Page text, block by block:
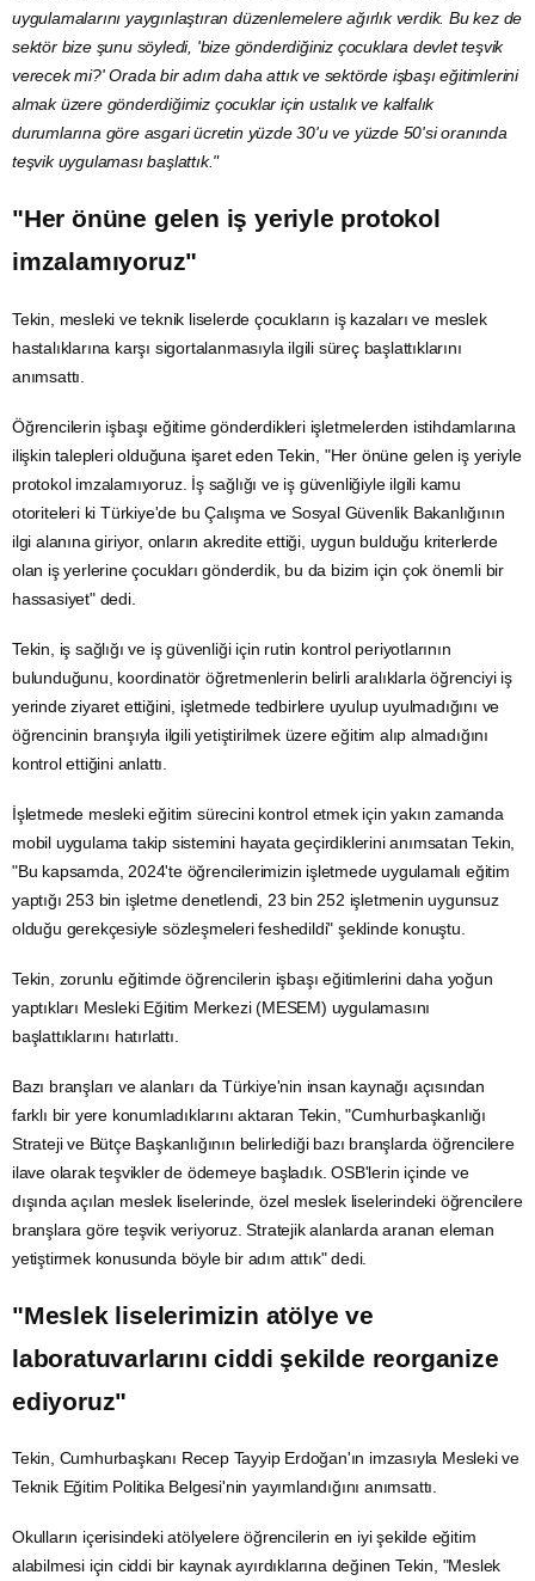
uygulamalarını yaygınlaştıran düzenlemelere ağırlık verdik. Bu kez de
sektör bize şunu söyledi, 'bize gönderdiğiniz çocuklara devletteşvik
verecek mi?' Orada bir adım daha attık ve sektörde işbaşı eğitimlerini
almak üzere gönderdiğimiz çocuklar için ustalık ve kalfalık
durumlarına göre asgari ücretin yüzde 30'u ve yüzde 50'si oranında
teşvik uygulaması başlattık."
"Her önüne gelen iş yeriyle protokol
imzalamıyoruz"
Tekin, mesleki ve teknik liselerde çocukların iş kazaları ve meslek
hastalıklarına karşı sigortalanmasıyla ilgili süreç başlattıklarını
anımsattı.
Öğrencilerin işbaşı eğitime gönderdikleri işletmelerden istihdamlarına
ilişkin talepleri olduğuna işaret eden Tekin, "Her önüne gelen iş yeriyle
protokol imzalamıyoruz. İş sağlığı ve iş güvenliğiyle ilgili kamu
otoriteleri ki Türkiye'de bu Çalışma ve Sosyal Güvenlik Bakanlığının
ilgi alanına giriyor, onların akredite ettiği, uygun bulduğu kriterlerde
olan iş yerlerine çocukları gönderdik, bu da bizim için çok önemli bir
hassasiyet" dedi.
Tekin, iş sağlığı ve iş güvenliği için rutin kontrol periyotlarının
bulunduğunu, koordinatör öğretmenlerin belirli aralıklarla öğrenciyi iş
yerinde ziyaret ettiğini, işletmede tedbirlere uyulup uyulmadığını ve
öğrencinin branşıyla ilgili yetiştirilmek üzere eğitim alıp almadığını
kontrol ettiğini anlattı.
İşletmede mesleki eğitim sürecini kontrol etmek için yakın zamanda
mobil uygulama takip sistemini hayata geçirdiklerini anımsatan Tekin,
"Bu kapsamda, 2024'te öğrencilerimizin işletmede uygulamalı eğitim
yaptığı 253 bin işletme denetlendi, 23 bin 252 işletmenin uygunsuz
olduğu gerekçesiyle sözleşmeleri feshedildi" şeklinde konuştu.
Tekin, zorunlu eğitimde öğrencilerin işbaşı eğitimlerini daha yoğun
yaptıkları Mesleki Eğitim Merkezi (MESEM) uygulamasını
başlattıklarını hatırlattı.
Bazı branşları ve alanları da Türkiye'nin insan kaynağı açısından
farklı bir yere konumladıklarını aktaran Tekin, "Cumhurbaşkanlığı
Strateji ve BütçeBaşkanlığının belirlediği bazı branşlarda öğrencilere
ilave olarak teşvikler de ödemeye başladık. OSB'lerin içinde ve
dışında açılan meslek liselerinde, özel meslek liselerindeki öğrencilere
branşlara göre teşvik veriyoruz. Stratejik alanlarda aranan eleman
yetiştirmek konusunda böyle bir adım attık" dedi.
"Meslek liselerimizin atölye ve
laboratuvarlarını ciddi şekilde reorganize
ediyoruz"
Tekin, Cumhurbaşkanı Recep Tayyip Erdoğan'ın imzasıyla Mesleki ve
Teknik Eğitim Politika Belgesi'nin yayımlandığını anımsattı.
Okulların içerisindeki atölyelere öğrencilerin en iyi şekilde eğitim
alabilmesi için ciddi bir kaynak ayırdıklarına değinen Tekin, "Meslek